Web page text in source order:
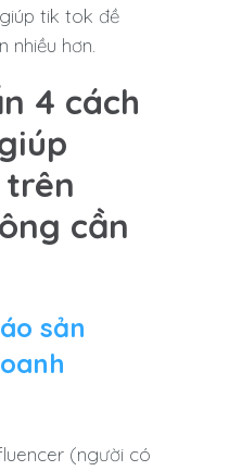
tik tok đề
nhiều hơn.
4 cách
cần
sản
(người có